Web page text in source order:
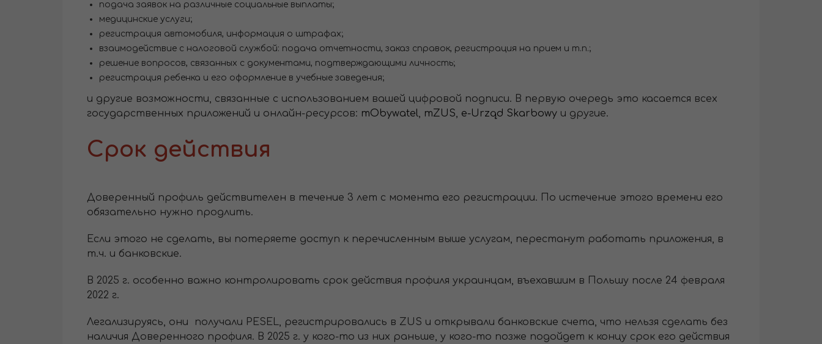
подача заявок на различные социальные выплаты;
медицинские услуги;
регистрация автомобиля, информация о штрафах;
взаимодействие с налоговой службой: подача отчетности, заказ справок, регистрация на прием и т.п.;
решение вопросов, связанных с документами, подтверждающими личность;
регистрация ребенка и его оформление в учебные заведения;
и другие возможности, связанные с использованием вашей цифровой подписи. В первую очередь это касается всех
государственных приложений и онлайн-ресурсов: mObywatel, mZUS, e-Urząd Skarbowy и другие.
Срок действия
Доверенный профиль действителен в течение 3 лет с момента его регистрации. По истечение этого времени его
обязательно нужно продлить.
Если этого не сделать, вы потеряете доступ к перечисленным выше услугам, перестанут работать приложения, в
т.ч. и банковские.
В 2025 г. особенно важно контролировать срок действия профиля украинцам, въехавшим в Польшу после 24 февраля
2022 г.
Легализируясь, они получали PESEL, регистрировались в ZUS и открывали банковские счета, что нельзя сделать без
наличия Доверенного профиля. В 2025 г. у кого-то из них раньше, у кого-то позже подойдет к концу срок его действия